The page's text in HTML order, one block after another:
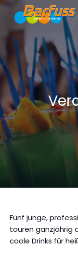
Fünf junge,
touren ganzjährig
coole Drinks für